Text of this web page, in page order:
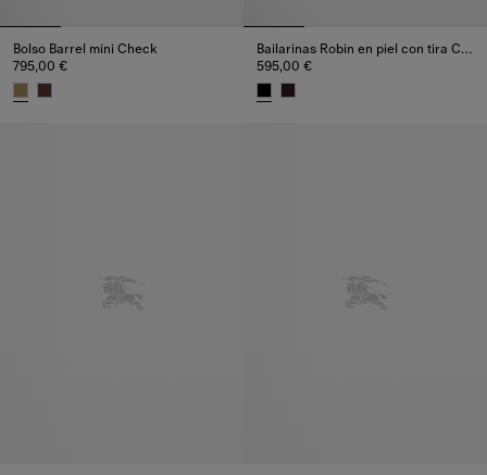
Bolso Barrel mini Check
795,00 €
Bailarinas Robin en piel con tira Check
595,00 €